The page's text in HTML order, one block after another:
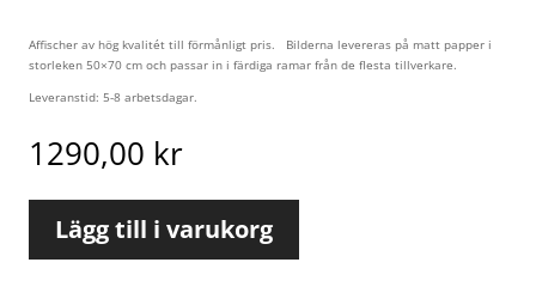
Affischer av hög kvalitét till förmånligt pris. Bilderna levereras på matt papper i
storleken 50×70 cm och passar in i färdiga ramar från de flesta tillverkare.
Leveranstid: 5-8 arbetsdagar.
1290,00 kr
Lägg till i varukorg